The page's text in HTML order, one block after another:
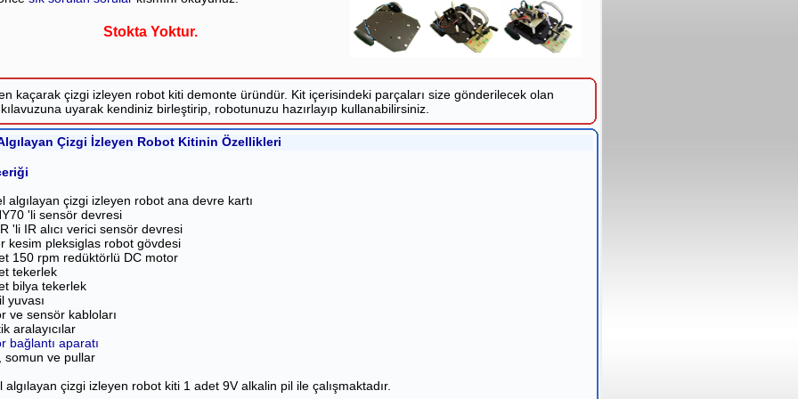
Stokta Yoktur.
kaçarak çizgi izleyen robot kiti demonte üründür. Kit içerisindeki parçaları size gönderilecek olan
uyarak kendiniz birleştirip, robotunuzu hazırlayıp kullanabilirsiniz.
Çizgi İzleyen Robot Kitinin Özellikleri
algılayan çizgi izleyen robot ana devre kartı
'li sensör devresi
'li IR alıcı verici sensör devresi
kesim pleksiglas robot gövdesi
150 rpm redüktörlü DC motor
tekerlek
bilya tekerlek
yuvası
ve sensör kabloları
aralayıcılar
bağlantı aparatı
somun ve pullar
algılayan çizgi izleyen robot kiti 1 adet 9V alkalin pil ile çalışmaktadır.